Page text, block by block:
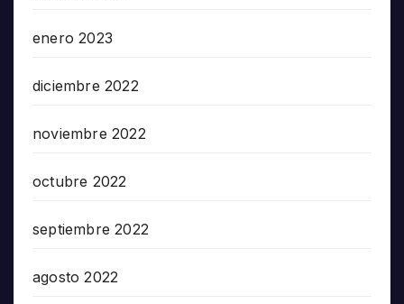
enero 2023
diciembre 2022
noviembre 2022
octubre 2022
septiembre 2022
agosto 2022